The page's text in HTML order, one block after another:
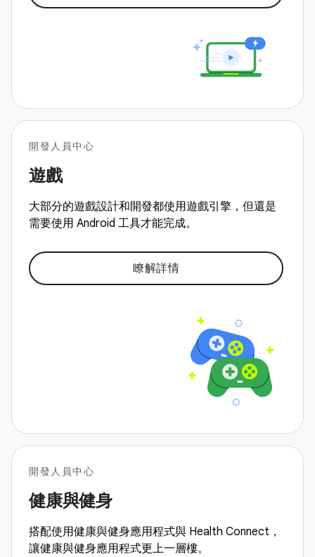
開發人員中心
遊戲
大部分的遊戲設計和開發都使用遊戲引擎，但還是
需要使用 Android 工具才能完成。
瞭解詳情
開發人員中心
健康與健身
搭配使用健康與健身應用程式與 Health Connect，
讓健康與健身應用程式更上一層樓。